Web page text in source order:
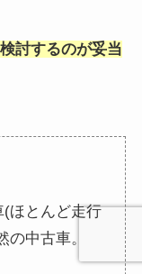
討するのが妥当
ほとんど走行
中古車。